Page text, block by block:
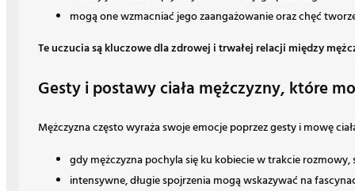
mogą one wzmacniać jego zaangażowanie oraz chęć
Te uczucia są kluczowe dla zdrowej i trwałej relacji między
Gesty i postawy ciała mężczyzny, które
Mężczyzna często wyraża swoje emocje poprzez gesty i mowę
gdy mężczyzna pochyla się ku kobiecie w trakcie
intensywne, długie spojrzenia mogą wskazywać na